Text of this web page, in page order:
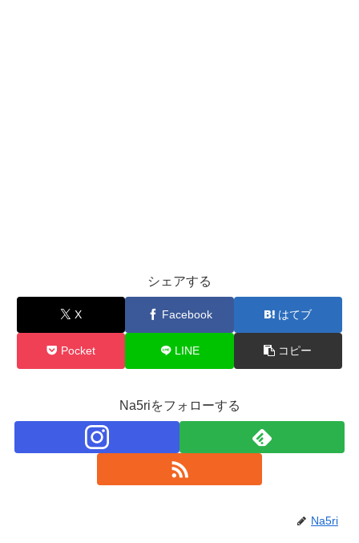
シェアする
X Facebook はてブ
Pocket LINE コピー
Na5riをフォローする
Na5ri